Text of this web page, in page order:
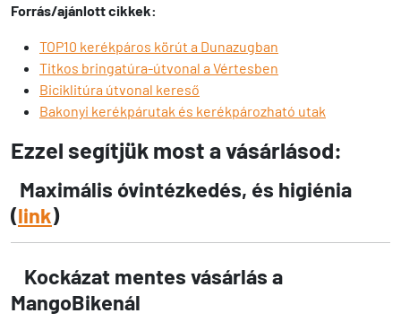
Forrás/ajánlott cikkek:
TOP10 kerékpáros körút a Dunazugban
Titkos bringatúra-útvonal a Vértesben
Biciklitúra útvonal kereső
Bakonyi kerékpárutak és kerékpározható utak
Ezzel segítjük most a vásárlásod:
Maximális óvintézkedés, és higiénia
(link)
Kockázat mentes vásárlás a
MangoBikenál